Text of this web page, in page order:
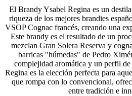
El Brandy Ysabel Regina es un
riqueza de los mejores brandies
VSOP Cognac francés, creando una
Este brandy es el resultado de un
mezclan Gran Solera Reserva y
barricas "húmedas" de Pedro
complejidad aromática y un perfil
Regina es la elección perfecta para
que rompa con lo convencional,
entre tradición e